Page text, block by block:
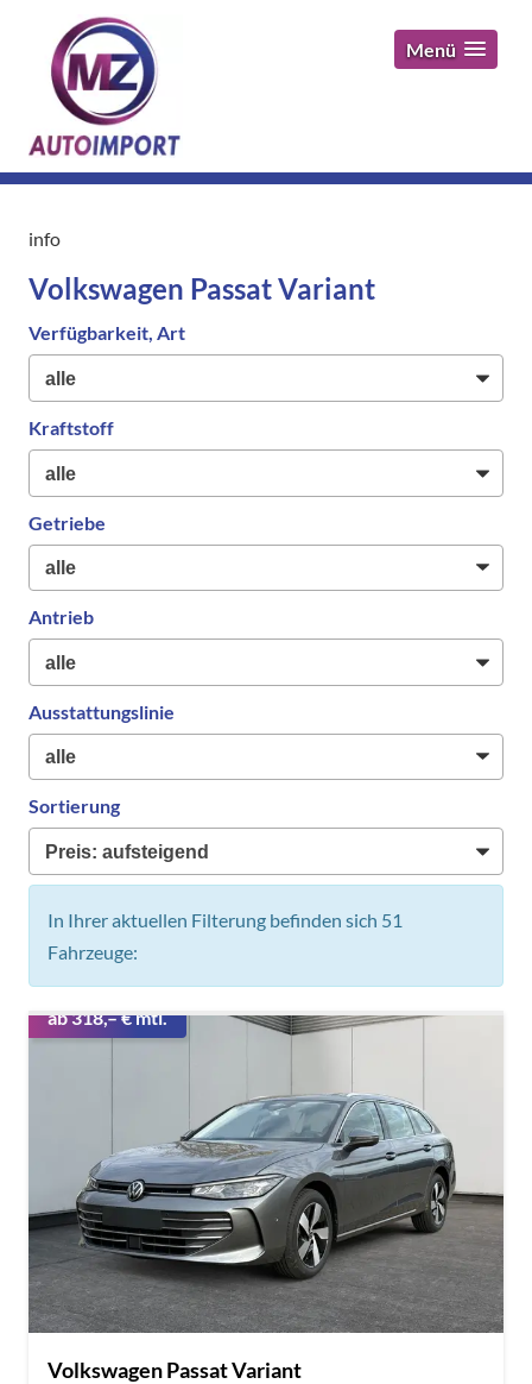
Menü
info
Volkswagen Passat Variant
Verfügbarkeit, Art
Kraftstoff
Getriebe
Antrieb
Ausstattungslinie
Sortierung
In Ihrer aktuellen Filterung befinden sich 51
Fahrzeuge:
ab 318,– € mtl.
Volkswagen Passat Variant